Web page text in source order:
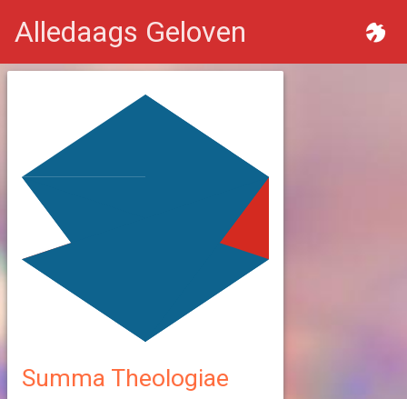
Alledaags Geloven
Summa Theologiae